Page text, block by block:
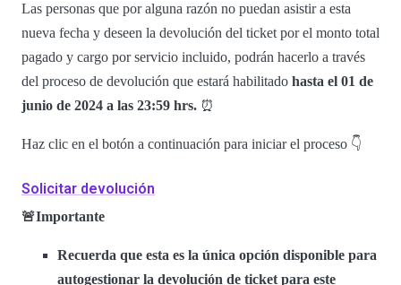
Las personas que por alguna razón no puedan asistir a esta
nueva fecha y deseen la devolución del ticket por el monto total
pagado y cargo por servicio incluido, podrán hacerlo a través
del proceso de devolución que estará habilitado hasta el 01 de
junio de 2024 a las 23:59 hrs. ⏰
Haz clic en el botón a continuación para iniciar el proceso 👇
Solicitar devolución
🚨Importante
Recuerda que esta es la única opción disponible para
autogestionar la devolución de ticket para este